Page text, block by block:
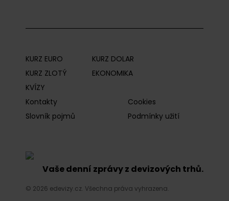
KURZ EURO
KURZ DOLAR
KURZ ZLOTÝ
EKONOMIKA
KVÍZY
Kontakty
Cookies
Slovník pojmů
Podmínky užití
Vaše denní zprávy z devizových trhů.
© 2026 edevizy.cz. Všechna práva vyhrazena.